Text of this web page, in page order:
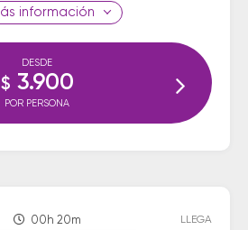
información
DESDE
$ 3.900
POR PERSONA
00h 20m LLEGA